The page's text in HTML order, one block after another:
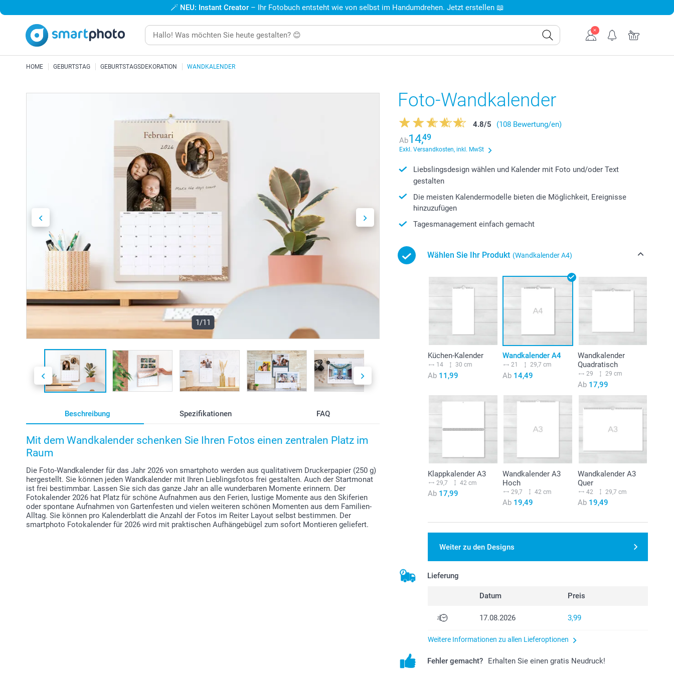
🪄 NEU: Instant Creator – Ihr Fotobuch entsteht wie von selbst im Handumdrehen. Jetzt erstellen 📖
HOME GEBURTSTAG GEBURTSTAGSDEKORATION WANDKALENDER
1/11
Beschreibung Spezifikationen FAQ
Mit dem Wandkalender schenken Sie Ihren Fotos einen zentralen Platz im
Raum
Die Foto-Wandkalender für das Jahr 2026 von smartphoto werden aus qualitativem Druckerpapier (250 g)
hergestellt. Sie können jeden Wandkalender mit Ihren Lieblingsfotos frei gestalten. Auch der Startmonat
ist frei bestimmbar. Lassen Sie sich das ganze Jahr an alle wunderbaren Momente erinnern. Der
Fotokalender 2026 hat Platz für schöne Aufnahmen aus den Ferien, lustige Momente aus den Skiferien
oder spontane Aufnahmen von Gartenfesten und vielen weiteren schönen Momenten aus dem Familien-
Alltag. Sie können pro Kalenderblatt die Anzahl der Fotos im Reiter Layout selbst bestimmen. Der
smartphoto Fotokalender für 2026 wird mit praktischen Aufhängebügel zum sofort Montieren geliefert.
Foto-Wandkalender
4.8/5
(108 Bewertung/en)
Ab14,49
Exkl. Versandkosten, inkl. MwSt
Liebslingsdesign wählen und Kalender mit Foto und/oder Text
gestalten
Die meisten Kalendermodelle bieten die Möglichkeit, Ereignisse
hinzuzufügen
Tagesmanagement einfach gemacht
Wählen Sie Ihr Produkt (Wandkalender A4)
Küchen-Kalender
14 30 cm
Ab 11,99
Wandkalender A4
21 29,7 cm
Ab 14,49
Wandkalender
Quadratisch
29 29 cm
Ab17,99
Klappkalender A3
29,7 42 cm
Ab 17,99
Wandkalender A3
Hoch
29,7 42 cm
Ab 19,49
Wandkalender A3
Quer
42 29,7 cm
Ab19,49
Weiter zu den Designs
Lieferung
Datum Preis
17.08.2026 3,99
Weitere Informationen zu allen Lieferoptionen
Fehler gemacht? Erhalten Sie einen gratis Neudruck!